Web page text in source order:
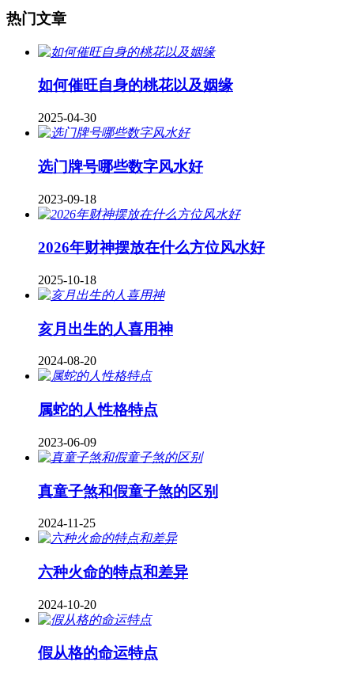
热门文章
如何催旺自身的桃花以及姻缘
2025-04-30
​选门牌号哪些数字风水好
2023-09-18
2026年财神摆放在什么方位风水好
2025-10-18
亥月出生的人喜用神
2024-08-20
属蛇的人性格特点
2023-06-09
真童子煞和假童子煞的区别
2024-11-25
六种火命的特点和差异
2024-10-20
假从格的命运特点